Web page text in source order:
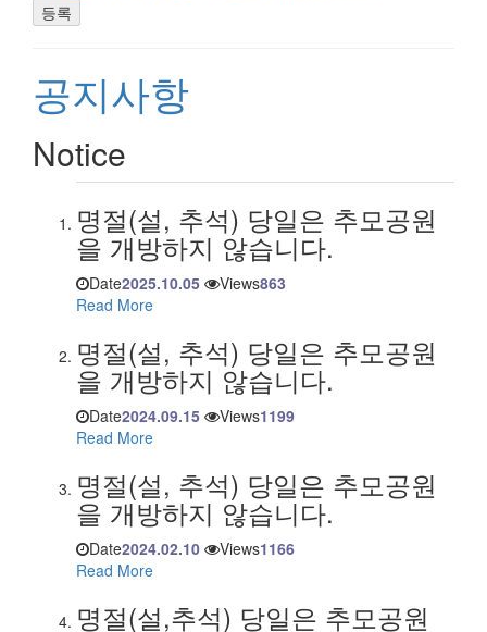
공지사항
Notice
명절(설, 추석) 당일은 추모공원
을 개방하지 않습니다.
Date2025.10.05 Views863
Read More
명절(설, 추석) 당일은 추모공원
을 개방하지 않습니다.
Date2024.09.15 Views1199
Read More
명절(설, 추석) 당일은 추모공원
을 개방하지 않습니다.
Date2024.02.10 Views1166
Read More
명절(설,추석) 당일은 추모공원